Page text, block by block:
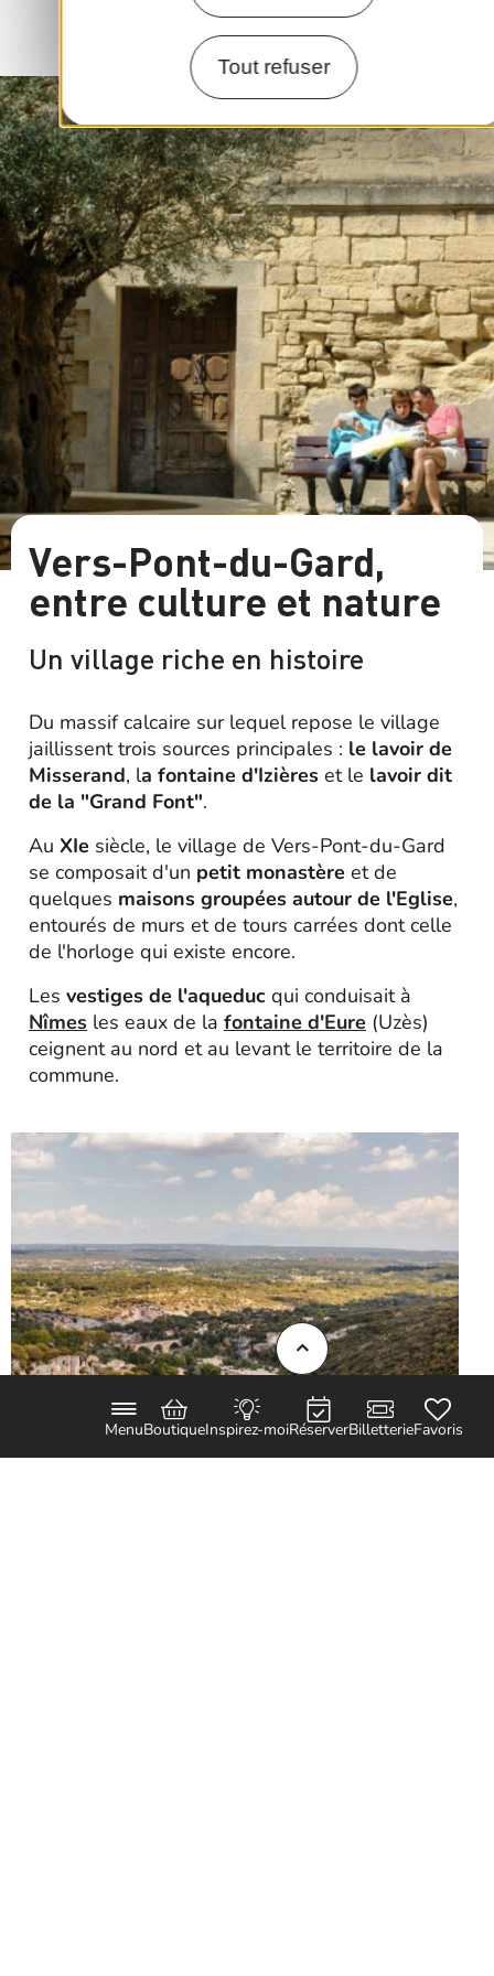
Tout refuser
MenuBoutiqueInspirez-moiRéserverBilletterieFavoris
Vers-Pont-du-Gard,
entre culture et nature
Un village riche en histoire
Du massif calcaire sur lequel repose le village
jaillissent trois sources principales : le lavoir de
Misserand, la fontaine d'Izières et le lavoir dit
de la "Grand Font".
Au XIe siècle, le village de Vers-Pont-du-Gard
se composait d'un petit monastère et de
quelques maisons groupées autour de l'Eglise,
entourés de murs et de tours carrées dont celle
de l'horloge qui existe encore.
Les vestiges de l'aqueduc qui conduisait à
Nîmes les eaux de la fontaine d'Eure (Uzès)
ceignent au nord et au levant le territoire de la
commune.